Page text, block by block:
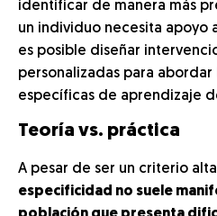
identificar de manera más
un individuo necesita apoyo
es posible diseñar
personalizadas para abordar
específicas de aprendizaje
Teoría vs. práctica
A pesar de ser un criterio
especificidad no suele